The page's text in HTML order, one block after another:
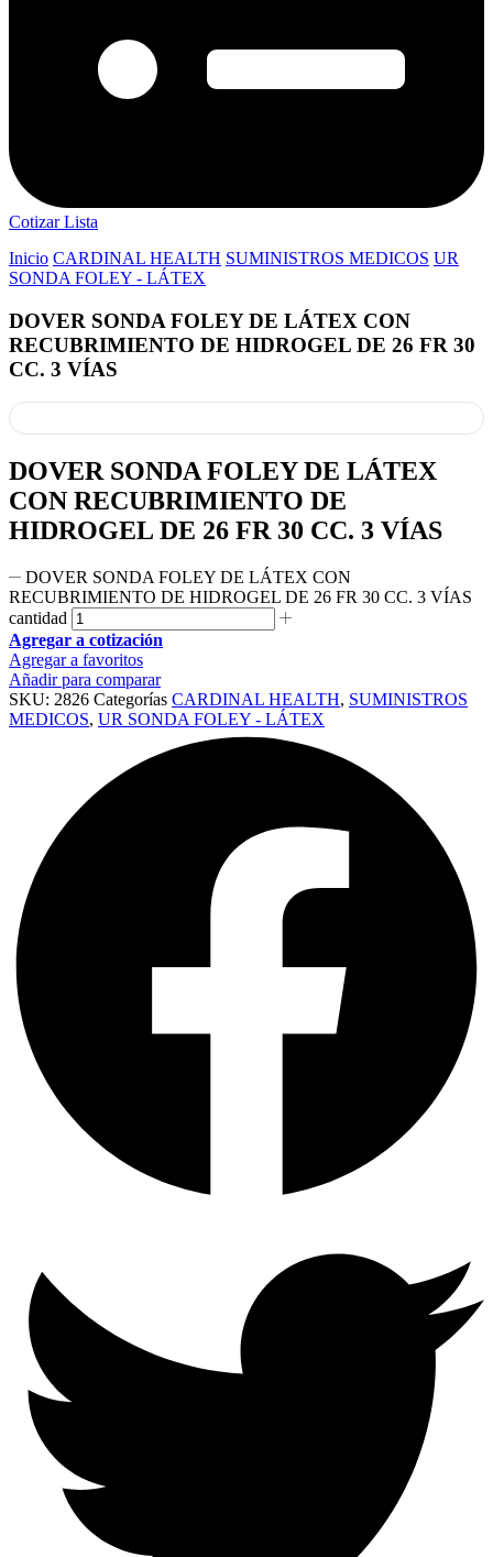
Cotizar Lista
Inicio CARDINAL HEALTH SUMINISTROS MEDICOS UR
SONDA FOLEY - LÁTEX
DOVER SONDA FOLEY DE LÁTEX CON
RECUBRIMIENTO DE HIDROGEL DE 26 FR 30
CC. 3 VÍAS
DOVER SONDA FOLEY DE LÁTEX
CON RECUBRIMIENTO DE
HIDROGEL DE 26 FR 30 CC. 3 VÍAS
DOVER SONDA FOLEY DE LÁTEX CON
RECUBRIMIENTO DE HIDROGEL DE 26 FR 30 CC. 3 VÍAS
cantidad
Agregar a cotización
Agregar a favoritos
Añadir para comparar
SKU: 2826 Categorías CARDINAL HEALTH, SUMINISTROS
MEDICOS, UR SONDA FOLEY - LÁTEX